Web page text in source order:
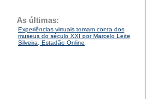
As últimas:
Experiências virtuais tomam conta dos
museus do século XXI por Marcelo Leite
Silveira, Estadão Online